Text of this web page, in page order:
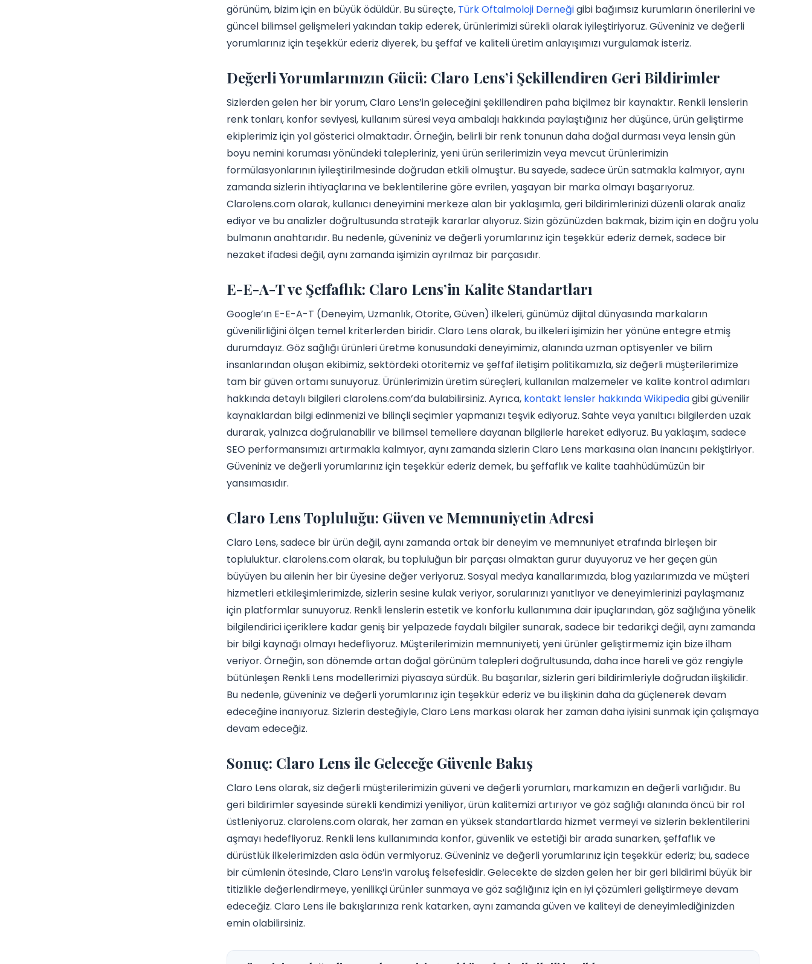
görünüm, bizim için en büyük ödüldür. Bu süreçte, Türk Oftalmoloji Derneğigibi bağımsız kurumların önerilerini ve
güncel bilimsel gelişmeleri yakından takip ederek, ürünlerimizi sürekli olarak iyileştiriyoruz. Güveniniz ve değerli
yorumlarınız için teşekkür ederiz diyerek, bu şeffaf ve kaliteli üretim anlayışımızı vurgulamak isteriz.
Değerli Yorumlarınızın Gücü: Claro Lens’i Şekillendiren Geri Bildirimler
Sizlerden gelen her bir yorum, Claro Lens’in geleceğini şekillendiren paha biçilmez bir kaynaktır. Renkli lenslerin
renk tonları, konfor seviyesi, kullanım süresi veya ambalajı hakkında paylaştığınız her düşünce, ürün geliştirme
ekiplerimiz için yol gösterici olmaktadır. Örneğin, belirli bir renk tonunun daha doğal durması veya lensin gün
boyu nemini koruması yönündeki talepleriniz, yeni ürün serilerimizin veya mevcut ürünlerimizin
formülasyonlarının iyileştirilmesinde doğrudan etkili olmuştur. Bu sayede, sadece ürün satmakla kalmıyor, aynı
zamanda sizlerin ihtiyaçlarına ve beklentilerine göre evrilen, yaşayan bir marka olmayı başarıyoruz.
Clarolens.com olarak, kullanıcı deneyimini merkeze alan bir yaklaşımla, geri bildirimlerinizi düzenli olarak analiz
ediyor ve bu analizler doğrultusunda stratejik kararlar alıyoruz. Sizin gözünüzden bakmak, bizim için en doğru yolu
bulmanın anahtarıdır. Bu nedenle, güveniniz ve değerli yorumlarınız için teşekkür ederiz demek, sadece bir
nezaket ifadesi değil, aynı zamanda işimizin ayrılmaz bir parçasıdır.
E-E-A-T ve Şeffaflık: Claro Lens’in Kalite Standartları
Google’ın E-E-A-T (Deneyim, Uzmanlık, Otorite, Güven) ilkeleri, günümüz dijital dünyasında markaların
güvenilirliğini ölçen temel kriterlerden biridir. Claro Lens olarak, bu ilkeleri işimizin her yönüne entegre etmiş
durumdayız. Göz sağlığı ürünleri üretme konusundaki deneyimimiz, alanında uzman optisyenler ve bilim
insanlarından oluşan ekibimiz, sektördeki otoritemiz ve şeffaf iletişim politikamızla, siz değerli müşterilerimize
tam bir güven ortamı sunuyoruz. Ürünlerimizin üretim süreçleri, kullanılan malzemeler ve kalite kontrol adımları
hakkında detaylı bilgileri clarolens.com’da bulabilirsiniz. Ayrıca, kontakt lensler hakkında Wikipediagibi güvenilir
kaynaklardan bilgi edinmenizi ve bilinçli seçimler yapmanızı teşvik ediyoruz. Sahte veya yanıltıcı bilgilerden uzak
durarak, yalnızca doğrulanabilir ve bilimsel temellere dayanan bilgilerle hareket ediyoruz. Bu yaklaşım, sadece
SEO performansımızı artırmakla kalmıyor, aynı zamanda sizlerin Claro Lens markasına olan inancını pekiştiriyor.
Güveniniz ve değerli yorumlarınız için teşekkür ederiz demek, bu şeffaflık ve kalite taahhüdümüzün bir
yansımasıdır.
Claro Lens Topluluğu: Güven ve Memnuniyetin Adresi
Claro Lens, sadece bir ürün değil, aynı zamanda ortak bir deneyim ve memnuniyet etrafında birleşen bir
topluluktur. clarolens.com olarak, bu topluluğun bir parçası olmaktan gurur duyuyoruz ve her geçen gün
büyüyen bu ailenin her bir üyesine değer veriyoruz. Sosyal medya kanallarımızda, blog yazılarımızda ve müşteri
hizmetleri etkileşimlerimizde, sizlerin sesine kulak veriyor, sorularınızı yanıtlıyor ve deneyimlerinizi paylaşmanız
için platformlar sunuyoruz. Renkli lenslerin estetik ve konforlu kullanımına dair ipuçlarından, göz sağlığına yönelik
bilgilendirici içeriklere kadar geniş bir yelpazede faydalı bilgiler sunarak, sadece bir tedarikçi değil, aynı zamanda
bir bilgi kaynağı olmayı hedefliyoruz. Müşterilerimizin memnuniyeti, yeni ürünler geliştirmemiz için bize ilham
veriyor. Örneğin, son dönemde artan doğal görünüm talepleri doğrultusunda, daha ince hareli ve göz rengiyle
bütünleşen Renkli Lens modellerimizi piyasaya sürdük. Bu başarılar, sizlerin geri bildirimleriyle doğrudan ilişkilidir.
Bu nedenle, güveniniz ve değerli yorumlarınız için teşekkür ederiz ve bu ilişkinin daha da güçlenerek devam
edeceğine inanıyoruz. Sizlerin desteğiyle, Claro Lens markası olarak her zaman daha iyisini sunmak için çalışmaya
devam edeceğiz.
Sonuç: Claro Lens ile Geleceğe Güvenle Bakış
Claro Lens olarak, siz değerli müşterilerimizin güveni ve değerli yorumları, markamızın en değerli varlığıdır. Bu
geri bildirimler sayesinde sürekli kendimizi yeniliyor, ürün kalitemizi artırıyor ve göz sağlığı alanında öncü bir rol
üstleniyoruz. clarolens.com olarak, her zaman en yüksek standartlarda hizmet vermeyi ve sizlerin beklentilerini
aşmayı hedefliyoruz. Renkli lens kullanımında konfor, güvenlik ve estetiği bir arada sunarken, şeffaflık ve
dürüstlük ilkelerimizden asla ödün vermiyoruz. Güveniniz ve değerli yorumlarınız için teşekkür ederiz; bu, sadece
bir cümlenin ötesinde, Claro Lens’in varoluş felsefesidir. Gelecekte de sizden gelen her bir geri bildirimi büyük bir
titizlikle değerlendirmeye, yenilikçi ürünler sunmaya ve göz sağlığınız için en iyi çözümleri geliştirmeye devam
edeceğiz. Claro Lens ile bakışlarınıza renk katarken, aynı zamanda güven ve kaliteyi de deneyimlediğinizden
emin olabilirsiniz.